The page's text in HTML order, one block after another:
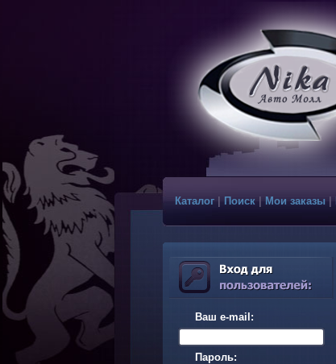
Каталог Поиск|Мои заказы|
Ваш e-mail:
Пароль: